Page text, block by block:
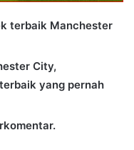
terbaik Manchester
City,
yang pernah